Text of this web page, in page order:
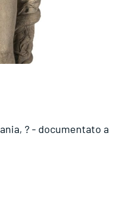
? - documentato a